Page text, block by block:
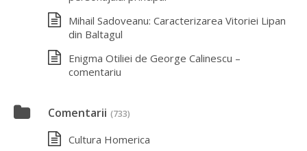
Mihail Sadoveanu: Caracterizarea Vitoriei Lipan
din Baltagul
Enigma Otiliei de George Calinescu –
comentariu
Comentarii (733)
Cultura Homerica